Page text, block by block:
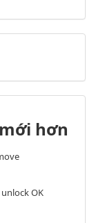
hơn
OK